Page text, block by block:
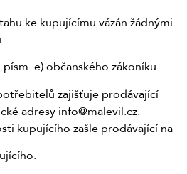
ke kupujícímu vázán žádnými
e) občanského zákoníku.
zajišťuje prodávající
adresy info@malevil.cz.
kupujícího zašle prodávající na